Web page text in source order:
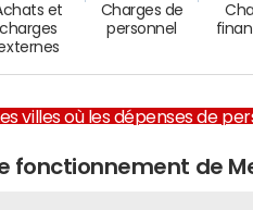
et
charges
Charges de
personnel
villes où les dépenses de
fonctionnement de